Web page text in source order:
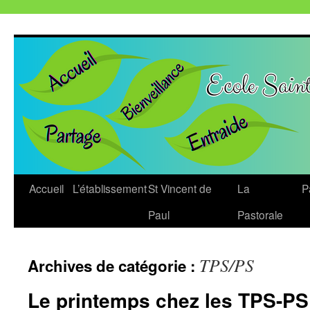
Accueil L’établissementSt Vincent de
Paul
La
Pastorale
Archives de catégorie : TPS/PS
Le printemps chez les TPS-PS